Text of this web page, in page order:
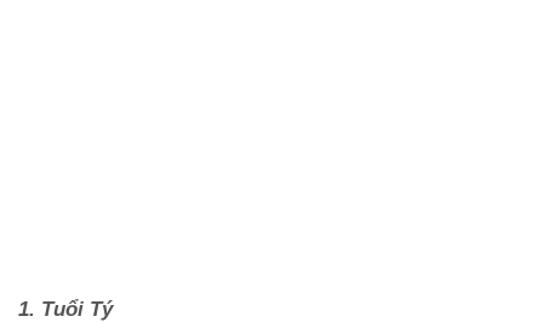
1. Tuổi Tý